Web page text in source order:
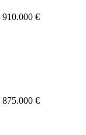
910.000 €
875.000 €